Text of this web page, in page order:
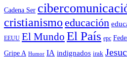
Cadena Ser
cristianismo educación
EEUU El Mundo El País epc
Gripe A Humor IA indignados irak